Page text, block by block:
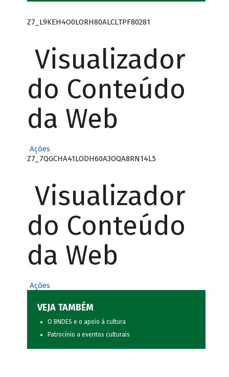
Z7_L9KEH4O0LORH80ALCLTPF80281
Visualizador
do Conteúdo
da Web
Ações
Z7_7QGCHA41LODH60A3OQA8RN14L5
Visualizador
do Conteúdo
da Web
Ações
VEJA TAMBÉM
O BNDES e o apoio à cultura
Patrocínio a eventos culturais